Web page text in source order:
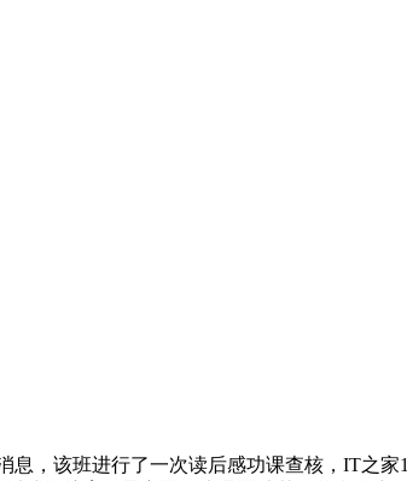
，该班进行了一次读后感功课查核，IT之